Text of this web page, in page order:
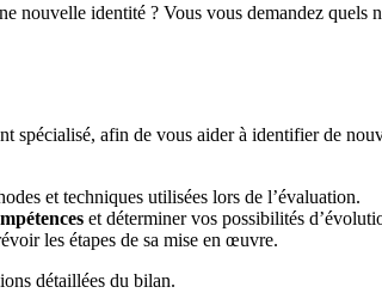
nouvelle identité ? Vous vous demandez
spécialisé, afin de vous aider à identifier de
et techniques utilisées lors de l’évaluation.
et déterminer vos possibilités
les étapes de sa mise en œuvre.
détaillées du bilan.